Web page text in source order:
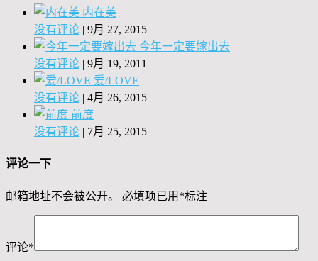
内在美
没有评论 | 9月 27, 2015
今年一定要嫁出去
没有评论 | 9月 19, 2011
爱/LOVE
没有评论 | 4月 26, 2015
前度
没有评论 | 7月 25, 2015
评论一下
邮箱地址不会被公开。 必填项已用 *标注
评论*